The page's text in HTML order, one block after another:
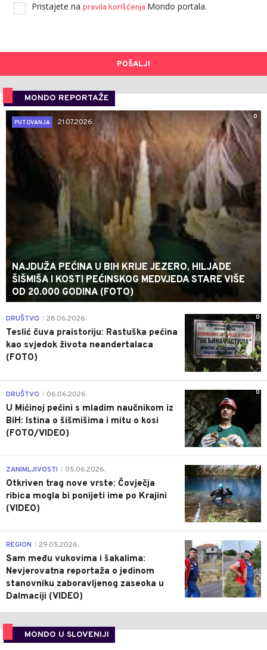
Pristajete na pravila korišćenja Mondo portala.
POŠALJI
MONDO REPORTAŽE
0
PUTOVANJA
21.07.2026.
NAJDUŽA PEĆINA U BIH KRIJE JEZERO, HILJADE
ŠIŠMIŠA I KOSTI PEĆINSKOG MEDVJEDA STARE VIŠE
OD 20.000 GODINA (FOTO)
0
DRUŠTVO 28.06.2026.
Teslić čuva praistoriju: Rastuška pećina
kao svjedok života neandertalaca
(FOTO)
0
DRUŠTVO 06.06.2026.
U Mićinoj pećini s mladim naučnikom iz
BiH: Istina o šišmišima i mitu o kosi
(FOTO/VIDEO)
0
ZANIMLJIVOSTI 05.06.2026.
Otkriven trag nove vrste: Čovječja
ribica mogla bi ponijeti ime po Krajini
(VIDEO)
0
REGION 29.05.2026.
Sam među vukovima i šakalima:
Nevjerovatna reportaža o jedinom
stanovniku zaboravljenog zaseoka u
Dalmaciji (VIDEO)
MONDO U SLOVENIJI